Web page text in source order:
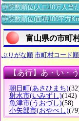
寺院数順位(人口10万人当
寺院数順位(面積100平方
富山県の市町
ぶりがな順 市町村コード順
【あ行】あ・い・
朝日町 (あさひまち)
射水市(いみずし)
魚津市(うおづし)
小矢部市(おやべし)